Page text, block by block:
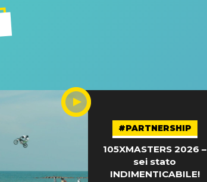
#PARTNERSHIP
105XMASTERS 2026 –
sei stato
INDIMENTICABILE!